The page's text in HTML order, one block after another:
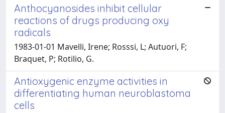
Anthocyanosides inhibit cellular
reactions of drugs producing oxy
radicals
1983-01-01 Mavelli, Irene; Rosssi, L; Autuori, F;
Braquet, P; Rotilio, G.
Antioxygenic enzyme activities in
differentiating human neuroblastoma
cells